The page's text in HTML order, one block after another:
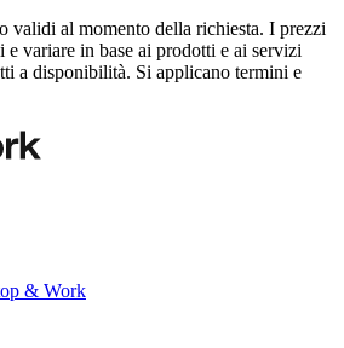
validi al momento della richiesta. I prezzi
e variare in base ai prodotti e ai servizi
a disponibilità. Si applicano termini e
& Work